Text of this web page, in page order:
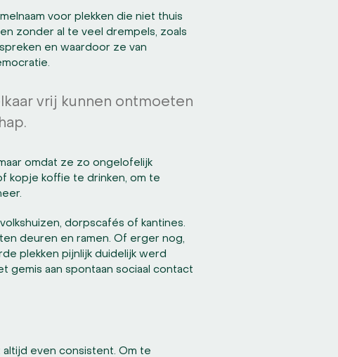
voor plekken die niet thuis
zonder al te veel drempels, zoals
en waardoor ze van
vrij kunnen ontmoeten
omdat ze zo ongelofelijk
kopje koffie te drinken, om te
dorpscafés of kantines.
deuren en ramen. Of erger nog,
plekken pijnlijk duidelijk werd
gemis aan spontaan sociaal contact
even consistent. Om te